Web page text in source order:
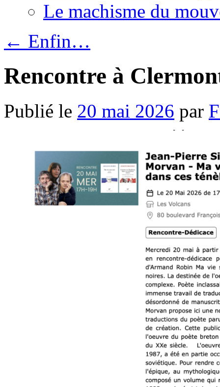
Le machisme du
← Enfin…
Rencontre à
Publié le 20 mai 2026 par